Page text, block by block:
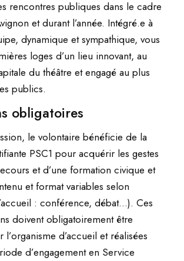
rencontres publiques dans le cadre
et durant l’année. Intégré.e à
dynamique et sympathique, vous
loges d’un lieu innovant, au
du théâtre et engagé au plus
publics.
obligatoires
le volontaire bénéficie de la
PSC1 pour acquérir les gestes
et d’une formation civique et
et format variables selon
: conférence, débat…). Ces
doivent obligatoirement être
l’organisme d’accueil et réalisées
d’engagement en Service